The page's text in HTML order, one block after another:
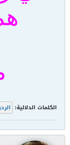
الكلمات الدلالية: